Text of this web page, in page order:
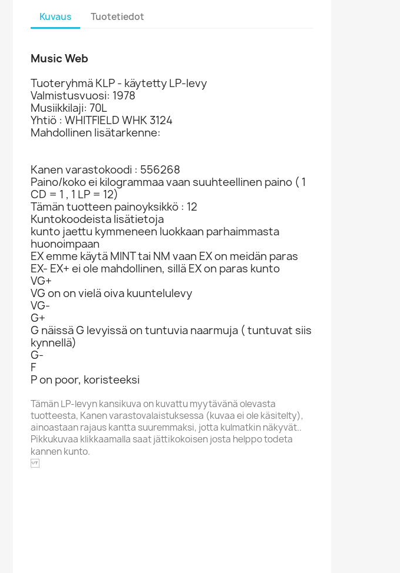
Kuvaus Tuotetiedot
Music Web
Tuoteryhmä KLP - käytetty LP-levy
Valmistusvuosi: 1978
Musiikkilaji: 70L
Yhtiö : WHITFIELD WHK 3124
Mahdollinen lisätarkenne:
Kanen varastokoodi : 556268
Paino/koko ei kilogrammaa vaan suuhteellinen paino ( 1
CD = 1 , 1 LP = 12)
Tämän tuotteen painoyksikkö : 12
Kuntokoodeista lisätietoja
kunto jaettu kymmeneen luokkaan parhaimmasta
huonoimpaan
EX emme käytä MINT tai NM vaan EX on meidän paras
EX- EX+ ei ole mahdollinen, sillä EX on paras kunto
VG+
VG on on vielä oiva kuuntelulevy
VG-
G+
G näissä G levyissä on tuntuvia naarmuja ( tuntuvat siis
kynnellä)
G-
F
P on poor, koristeeksi
Tämän LP-levyn kansikuva on kuvattu myytävänä olevasta
tuotteesta, Kanen varastovalaistuksessa (kuvaa ei ole käsitelty),
ainoastaan rajaus kantta suuremmaksi, jotta kulmatkin näkyvät..
Pikkukuvaa klikkaamalla saat jättikokoisen josta helppo todeta
kannen kunto.